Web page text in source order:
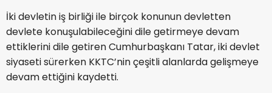
İki devletin iş birliği ile birçok konunun devletten
devlete konuşulabileceğini dile getirmeye devam
ettiklerini dile getiren Cumhurbaşkanı Tatar, iki devlet
siyaseti sürerken KKTC’nin çeşitli alanlarda gelişmeye
devam ettiğini kaydetti.